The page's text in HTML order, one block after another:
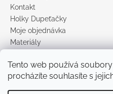
Tento web používá
procházíte souhlasíte s
Kontakt
Holky Dupeťačky
Moje objednávka
Materiály
Podmínky ochrany osobních
Prodávané značky